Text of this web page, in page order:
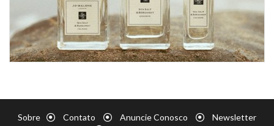
Sobre Contato Anuncie Conosco
Newsletter